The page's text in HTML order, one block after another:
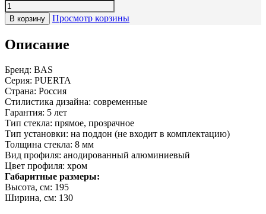
В корзину Просмотр корзины
Описание
Бренд: BAS
Серия: PUERTA
Страна: Россия
Стилистика дизайна: современные
Гарантия: 5 лет
Тип стекла: прямое, прозрачное
Тип установки: на поддон (не входит в комплектацию)
Толщина стекла: 8 мм
Вид профиля: анодированный алюминиевый
Цвет профиля: хром
Габаритные размеры:
Высота, см: 195
Ширина, см: 130